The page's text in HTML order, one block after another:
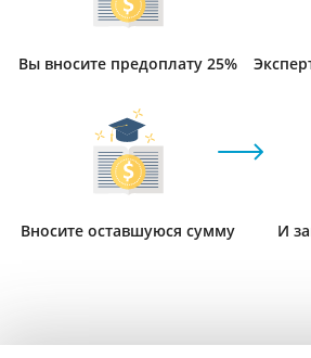
Вы вносите предоплату 25%
Вносите оставшуюся сумму
И